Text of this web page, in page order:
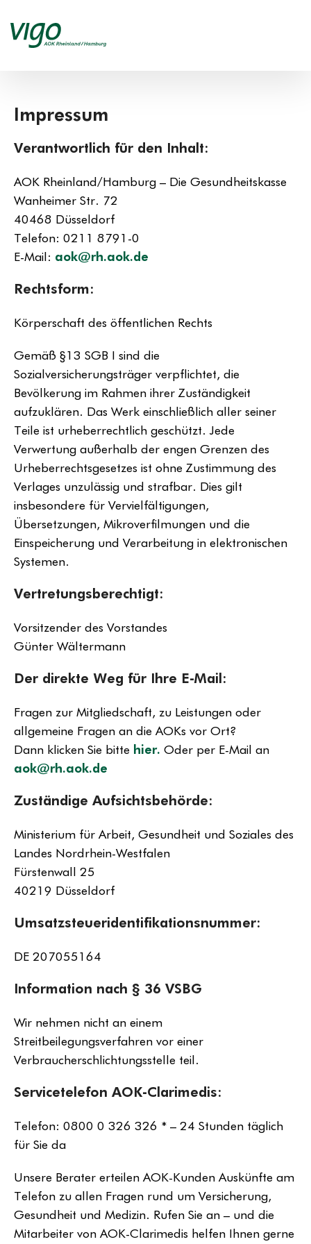
Impressum
Verantwortlich für den Inhalt:
AOK Rheinland/Hamburg – Die Gesundheitskasse
Wanheimer Str. 72
40468 Düsseldorf
Telefon: 0211 8791-0
E-Mail: aok@rh.aok.de
Rechtsform:
Körperschaft des öffentlichen Rechts
Gemäß §13 SGB I sind die
Sozialversicherungsträger verpflichtet, die
Bevölkerung im Rahmen ihrer Zuständigkeit
aufzuklären. Das Werk einschließlich aller seiner
Teile ist urheberrechtlich geschützt. Jede
Verwertung außerhalb der engen Grenzen des
Urheberrechtsgesetzes ist ohne Zustimmung des
Verlages unzulässig und strafbar. Dies gilt
insbesondere für Vervielfältigungen,
Übersetzungen, Mikroverfilmungen und die
Einspeicherung und Verarbeitung in elektronischen
Systemen.
Vertretungsberechtigt:
Vorsitzender des Vorstandes
Günter Wältermann
Der direkte Weg für Ihre E-Mail:
Fragen zur Mitgliedschaft, zu Leistungen oder
allgemeine Fragen an die AOKs vor Ort?
Dann klicken Sie bitte hier. Oder per E-Mail an
aok@rh.aok.de
Zuständige Aufsichtsbehörde:
Ministerium für Arbeit, Gesundheit und Soziales des
Landes Nordrhein-Westfalen
Fürstenwall 25
40219 Düsseldorf
Umsatzsteueridentifikationsnummer:
DE 207055164
Information nach § 36 VSBG
Wir nehmen nicht an einem
Streitbeilegungsverfahren vor einer
Verbraucherschlichtungsstelle teil.
Servicetelefon AOK-Clarimedis:
Telefon: 0800 0 326 326 * – 24 Stunden täglich
für Sie da
Unsere Berater erteilen AOK-Kunden Auskünfte am
Telefon zu allen Fragen rund um Versicherung,
Gesundheit und Medizin. Rufen Sie an – und die
Mitarbeiter von AOK-Clarimedis helfen Ihnen gerne